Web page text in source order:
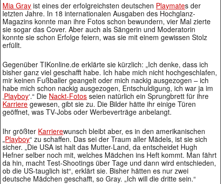
Mia Gray ist eines der erfolgreichsten deutschen Playmates der
letzten Jahre. In 18 internationalen Ausgaben des Hochglanz-
Magazins konnte man ihre Fotos schon bewundern, vier Mal zierte
sie sogar das Cover. Aber auch als Sängerin und Moderatorin
konnte sie schon Erfolge feiern, was sie mit einem gewissen Stolz
erfüllt.
Gegenüber TIKonline.de erklärte sie kürzlich: „Ich denke, dass ich
bisher ganz viel geschafft habe. Ich habe mich nicht hochgeschlafen,
mir keinen Fußballer geangelt oder mich nackig ausgezogen – ich
habe mich schon nackig ausgezogen, Entschuldigung, ich war ja im
Playboy‘.“ Die Nackt-Fotos seien natürlich ein Sprungbrett für ihre
Karriere gewesen, gibt sie zu. Die Bilder hätte ihr einige Türen
geöffnet, was TV-Jobs oder Werbeverträge anbelangt.
Ihr größter Karrierewunsch bleibt aber, es in den amerikanischen
„Playboy“ zu schaffen. Das sei der Traum aller Mädels, ist sie sich
sicher. „Die USA ist halt das Mutter-Land, da entscheidet Hugh
Hefner selber noch mit, welches Mädchen ins Heft kommt. Man fährt
da hin, macht Test-Shootings über Tage und dann wird entschieden,
ob die US-tauglich ist“, erklärt sie. Bisher hätten es nur zwei
deutsche Mädchen geschafft, so Gray. „Ich will die dritte sein.“